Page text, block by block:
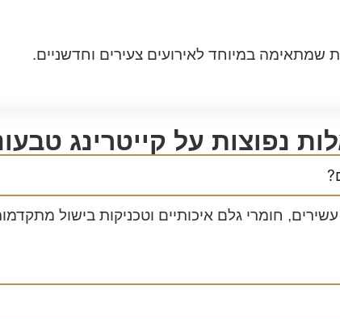
שמתאימה במיוחד לאירועים צעירים וחדשניים.
נפוצות על קייטרינג
חומרי גלם איכותיים וטכניקות בישול